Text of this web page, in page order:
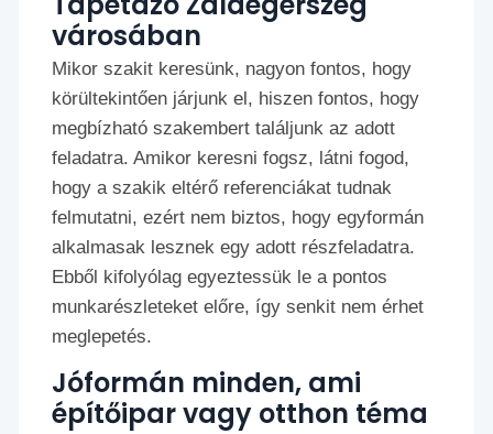
városában
Mikor szakit keresünk, nagyon fontos, hogy
körültekintően járjunk el, hiszen fontos, hogy
megbízható szakembert találjunk az adott
feladatra. Amikor keresni fogsz, látni fogod,
hogy a szakik eltérő referenciákat tudnak
felmutatni, ezért nem biztos, hogy egyformán
alkalmasak lesznek egy adott részfeladatra.
Ebből kifolyólag egyeztessük le a pontos
munkarészleteket előre, így senkit nem érhet
meglepetés.
Jóformán minden, ami
építőipar vagy otthon téma